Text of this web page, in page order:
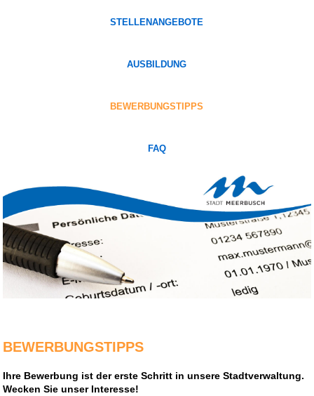
STELLENANGEBOTE
AUSBILDUNG
BEWERBUNGSTIPPS
FAQ
BEWERBUNGSTIPPS
Ihre Bewerbung ist der erste Schritt in unsere Stadtverwaltung.
Wecken Sie unser Interesse!